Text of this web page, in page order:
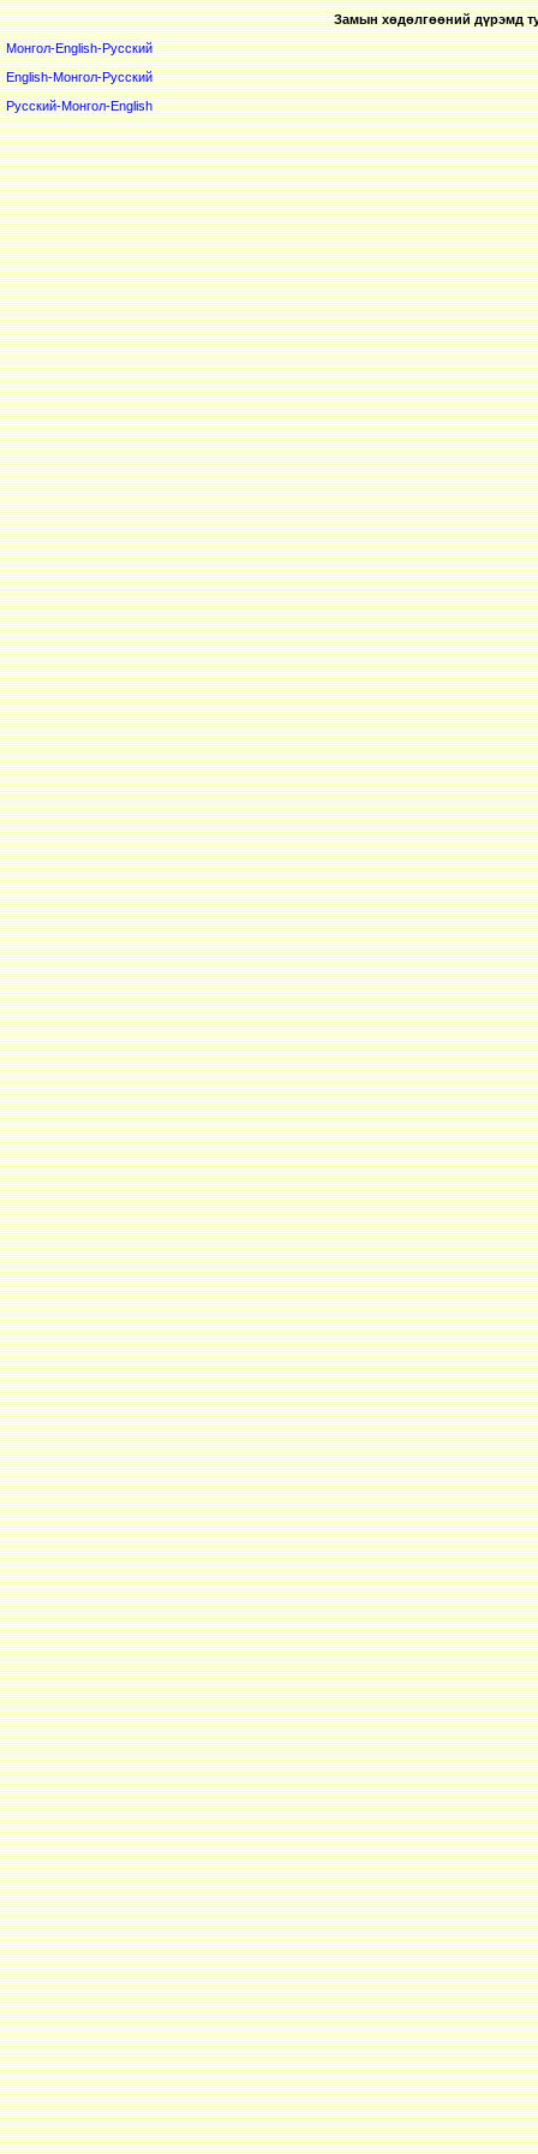
Замын хөдөлгөөний дүрэмд
Монгол-English-Русский
English-Монгол-Русский
Русский-Монгол-English